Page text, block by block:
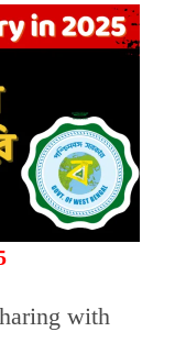
with